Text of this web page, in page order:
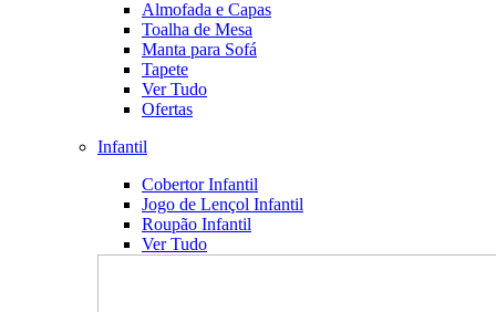
Almofada e Capas
Toalha de Mesa
Manta para Sofá
Tapete
Ver Tudo
Ofertas
Infantil
Cobertor Infantil
Jogo de Lençol Infantil
Roupão Infantil
Ver Tudo